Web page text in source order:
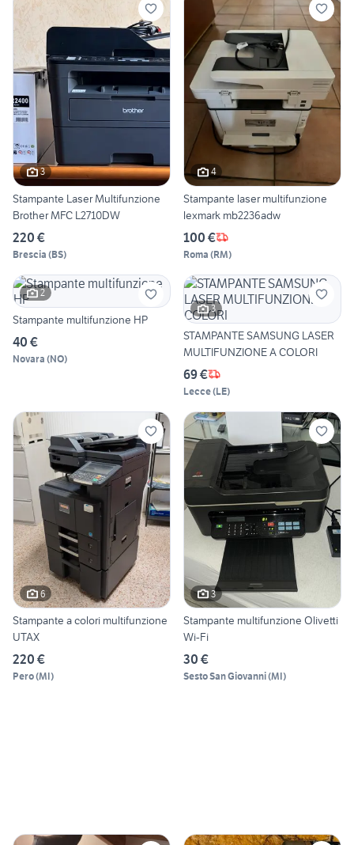
3
Stampante Laser Multifunzione
Brother MFC L2710DW
220 €
Brescia (BS)
4
Stampante laser multifunzione
lexmark mb2236adw
100 €
Roma (RM)
2
Stampante multifunzione HP
40 €
Novara (NO)
3
STAMPANTE SAMSUNG LASER
MULTIFUNZIONE A COLORI
69 €
Lecce(LE)
6
Stampante a colori multifunzione
UTAX
220 €
Pero(MI)
3
Stampante multifunzione Olivetti
Wi-Fi
30 €
Sesto San Giovanni(MI)